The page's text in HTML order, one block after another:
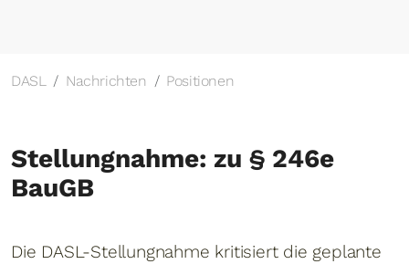
DASL Nachrichten Positionen
Stellungnahme: zu § 246e
BauGB
Die DASL-Stellungnahme kritisiert die geplante